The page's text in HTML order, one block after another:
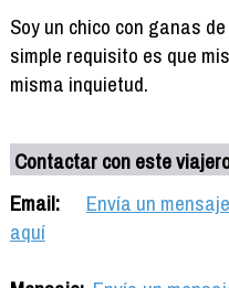
Soy un chico con ganas
simple requisito es que
misma inquietud.
Contactar con este
Email:
Envía un
aquí